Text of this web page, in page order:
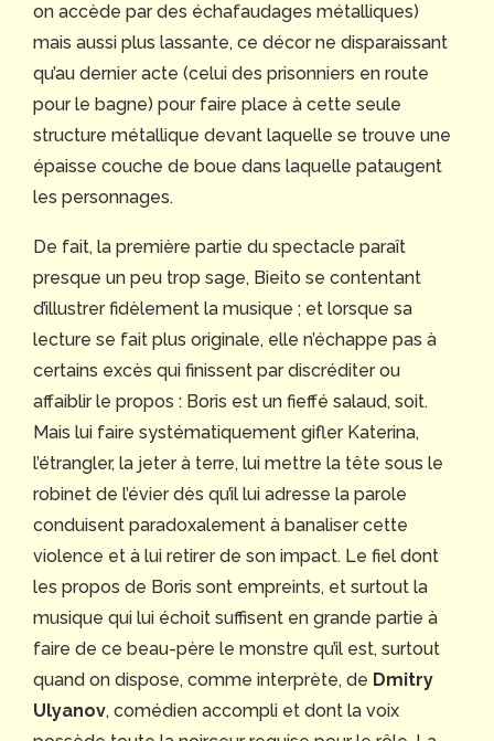
on accède par des échafaudages métalliques)
mais aussi plus lassante, ce décor ne disparaissant
qu’au dernier acte (celui des prisonniers en route
pour le bagne) pour faire place à cette seule
structure métallique devant laquelle se trouve une
épaisse couche de boue dans laquelle pataugent
les personnages.
De fait, la première partie du spectacle paraît
presque un peu trop sage, Bieito se contentant
d’illustrer fidèlement la musique ; et lorsque sa
lecture se fait plus originale, elle n’échappe pas à
certains excès qui finissent par discréditer ou
affaiblir le propos : Boris est un fieffé salaud, soit.
Mais lui faire systématiquement gifler Katerina,
l’étrangler, la jeter à terre, lui mettre la tête sous le
robinet de l’évier dès qu’il lui adresse la parole
conduisent paradoxalement à banaliser cette
violence et à lui retirer de son impact. Le fiel dont
les propos de Boris sont empreints, et surtout la
musique qui lui échoit suffisent en grande partie à
faire de ce beau-père le monstre qu’il est, surtout
quand on dispose, comme interprète, de Dmitry
Ulyanov, comédien accompli et dont la voix